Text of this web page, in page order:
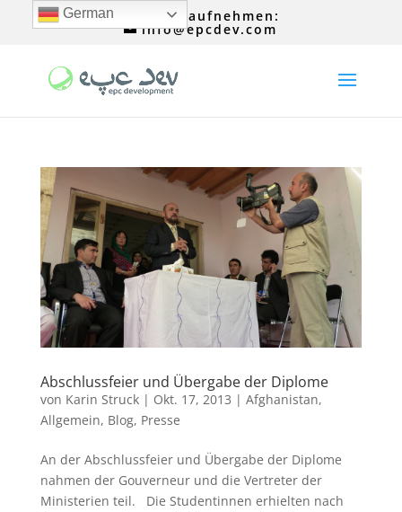
Kontakt aufnehmen:
info@epcdev.com
Abschlussfeier und Übergabe der Diplome
von Karin Struck| Okt. 17, 2013 | Afghanistan,
Allgemein, Blog, Presse
An der Abschlussfeier und Übergabe der Diplome
nahmen der Gouverneur und die Vertreter der
Ministerien teil. Die Studentinnen erhielten nach
German